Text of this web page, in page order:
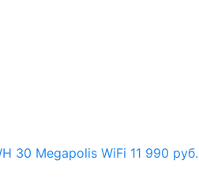
30 Megapolis WiFi 11 990 руб.